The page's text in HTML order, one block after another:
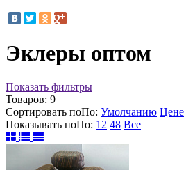
Эклеры оптом
Показать фильтры
Товаров: 9
Сортировать поПо: Умолчанию Цене
Показывать поПо: 12 48 Все